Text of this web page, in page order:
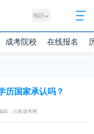
地区
成考院校 在线报名
历国家承认吗？
辑：云南成考网